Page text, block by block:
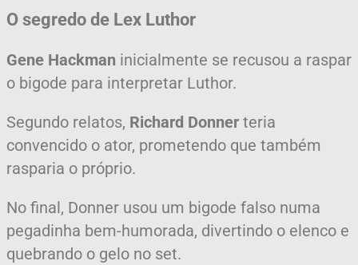
O segredo de Lex Luthor
Gene Hackman inicialmente se recusou a raspar
o bigode para interpretar Luthor.
Segundo relatos, Richard Donner teria
convencido o ator, prometendo que também
rasparia o próprio.
No final, Donner usou um bigode falso numa
pegadinha bem-humorada, divertindo o elenco e
quebrando o gelo no set.